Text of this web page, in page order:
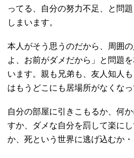
ってる、自分の努力不足、と問
しまいます。
本人がそう思うのだから、周囲
よ、お前がダメだから」と問題
います。親も兄弟も、友人知人
はもうどこにも居場所がなくなっ
自分の部屋に引きこもるか、何
すか、ダメな自分を罰して楽に
か、死という世界に逃げ込むか・